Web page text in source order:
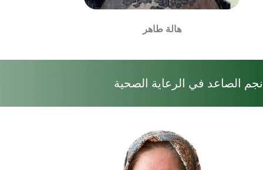
هالة طاهر
نجم الصاعد في الرعاية الصحية